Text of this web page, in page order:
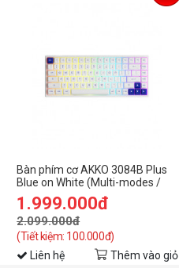
Bàn phím cơ AKKO 3084B Plus
Blue on White (Multi-modes /
RGB/ Hotswap / Jelly Pink)
1.999.000đ
2.099.000đ
(Tiết kiệm: 100.000đ)
Liên hệ Thêm vào giỏ